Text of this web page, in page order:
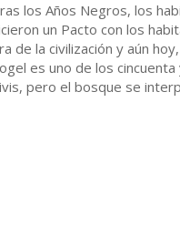
los Años Negros, los
un Pacto con los
de la civilización y aún
es uno de los
pero el bosque se